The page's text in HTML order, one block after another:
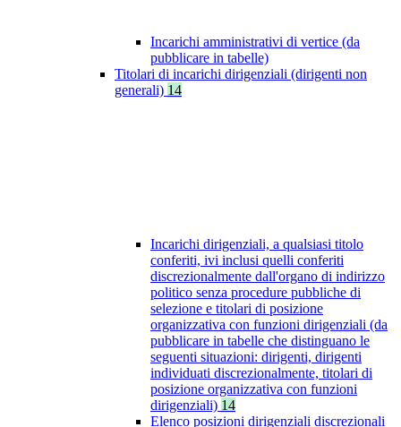
Incarichi amministrativi di vertice (da
pubblicare in tabelle)
Titolari di incarichi dirigenziali (dirigenti non
generali) 14
Incarichi dirigenziali, a qualsiasi titolo
conferiti, ivi inclusi quelli conferiti
discrezionalmente dall'organo di indirizzo
politico senza procedure pubbliche di
selezione e titolari di posizione
organizzativa con funzioni dirigenziali (da
pubblicare in tabelle che distinguano le
seguenti situazioni: dirigenti, dirigenti
individuati discrezionalmente, titolari di
posizione organizzativa con funzioni
dirigenziali) 14
Elenco posizioni dirigenziali discrezionali